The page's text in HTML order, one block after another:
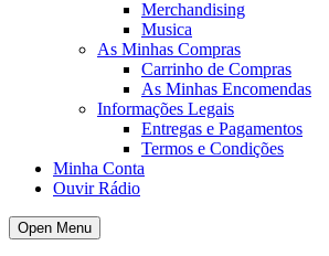
Merchandising
Musica
As Minhas Compras
Carrinho de Compras
As Minhas Encomendas
Informações Legais
Entregas e Pagamentos
Termos e Condições
Minha Conta
Ouvir Rádio
Open Menu